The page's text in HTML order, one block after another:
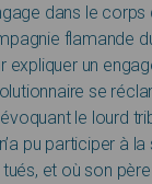
dans le
flamande
un
se
le lourd
pu participer à
et où son